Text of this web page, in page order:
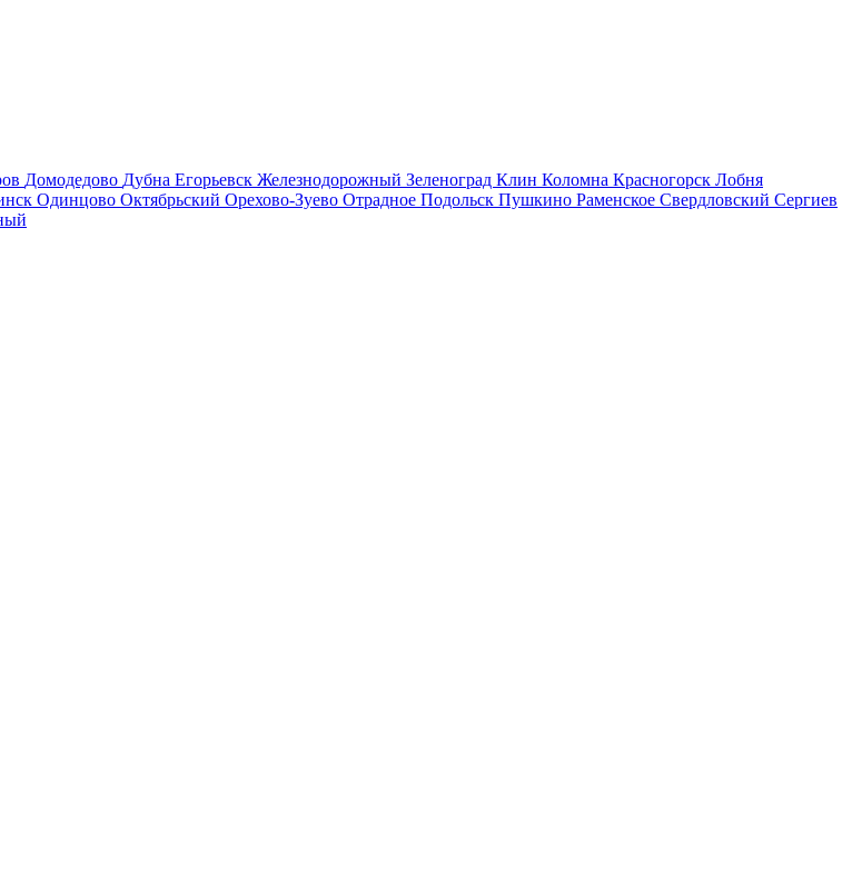
Домодедово Дубна Егорьевск Железнодорожный Зеленоград Клин Коломна Красногорск Лобня
Одинцово Октябрьский Орехово-Зуево Отрадное Подольск Пушкино Раменское Свердловский Сергиев